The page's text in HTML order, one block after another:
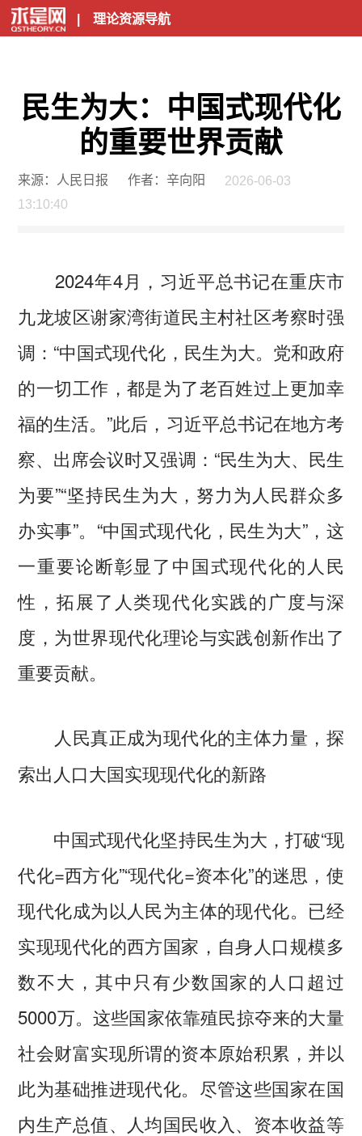
| 理论资源导航
民生为大：中国式现代化
的重要世界贡献
来源：人民日报 作者：辛向阳
2026-06-03
13:10:40
2024年4月，习近平总书记在重庆市
九龙坡区谢家湾街道民主村社区考察时强
调：“中国式现代化，民生为大。党和政府
的一切工作，都是为了老百姓过上更加幸
福的生活。”此后，习近平总书记在地方考
察、出席会议时又强调：“民生为大、民生
为要”“坚持民生为大，努力为人民群众多
办实事”。“中国式现代化，民生为大”，这
一重要论断彰显了中国式现代化的人民
性，拓展了人类现代化实践的广度与深
度，为世界现代化理论与实践创新作出了
重要贡献。
人民真正成为现代化的主体力量，探
索出人口大国实现现代化的新路
中国式现代化坚持民生为大，打破“现
代化=西方化”“现代化=资本化”的迷思，使
现代化成为以人民为主体的现代化。已经
实现现代化的西方国家，自身人口规模多
数不大，其中只有少数国家的人口超过
5000万。这些国家依靠殖民掠夺来的大量
社会财富实现所谓的资本原始积累，并以
此为基础推进现代化。尽管这些国家在国
内生产总值、人均国民收入、资本收益等